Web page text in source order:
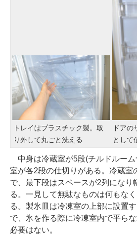
トレイはプラスチック製。取
り外して丸ごと洗える
ドアの
として
中身は冷蔵室が5段(チルドルーム
室が各2段の仕切りがある。冷蔵室
で、最下段はスペースが2列になり
る。一見して無駄なものは何もな
る。製氷皿は冷凍室の上部に設置
で、氷を作る際に冷凍室内で平ら
必要はない。